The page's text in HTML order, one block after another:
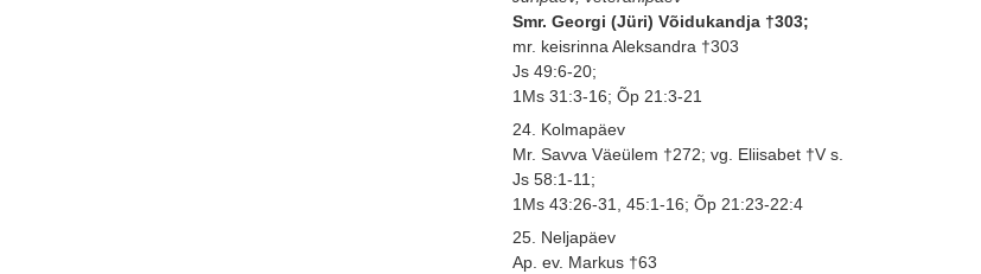
Smr. Georgi (Jüri) Võidukandja †303;
mr. keisrinna Aleksandra †303
Js 49:6-20;
1Ms 31:3-16; Õp 21:3-21
24. Kolmapäev
Mr. Savva Väeülem †272; vg. Eliisabet †V s.
Js 58:1-11;
1Ms 43:26-31, 45:1-16; Õp 21:23-22:4
25. Neljapäev
Ap. ev. Markus †63